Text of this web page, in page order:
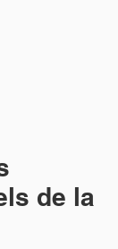
de la